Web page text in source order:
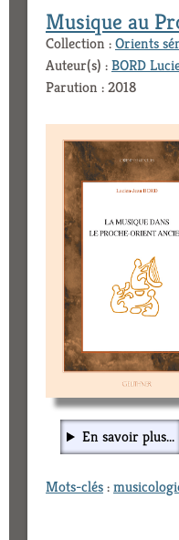
Musique au
Collection :Orients
Auteur(s) :BORD
Parution : 2018
En savoir plus...
Mots-clés: